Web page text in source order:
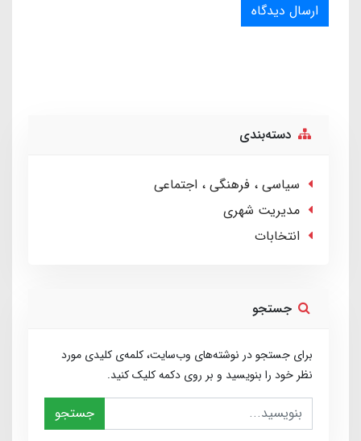
ارسال دیدگاه
دسته‌بندی
سیاسی ، فرهنگی ، اجتماعی
مدیریت شهری
انتخابات
جستجو
برای جستجو در نوشته‌های وب‌سایت، کلمه‌ی کلیدی مورد
نظر خود را بنویسید و بر روی دکمه کلیک کنید.
جستجو